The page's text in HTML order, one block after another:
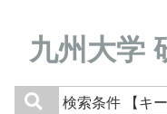
九州大学
検索条件 【キ